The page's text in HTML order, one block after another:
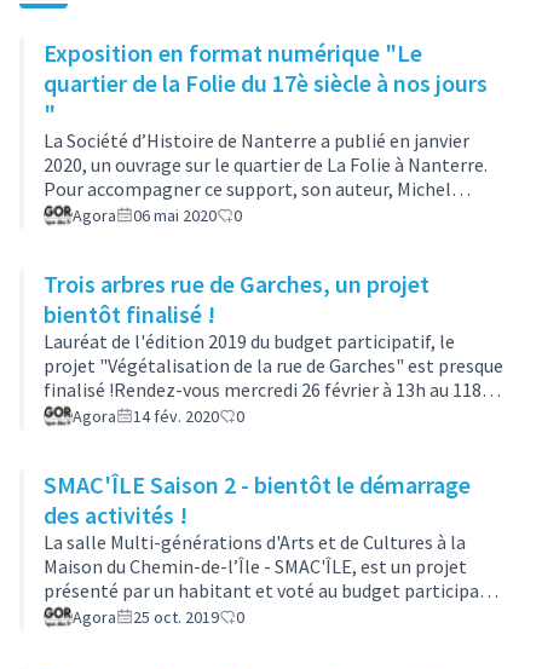
Exposition en format numérique "Le
quartier de la Folie du 17è siècle à nos jours
"
La Société d’Histoire de Nanterre a publié en janvier
2020, un ouvrage sur le quartier de La Folie à Nanterre.
Pour accompagner ce support, son auteur, Michel
Mathys, a proposé des temps d’animation autour de
projet déposé dans le cadre du budget participatif
2019 a été soutenu par les habitant·e·s du quartier qui
ont voté pour qu’il se réalise. Retrouvez le projet
initialAvec l’aide…
Agora 06 mai 2020 0
Trois arbres rue de Garches, un projet
bientôt finalisé !
Lauréat de l'édition 2019 du budget participatif, le
projet "Végétalisation de la rue de Garches" est presque
finalisé !Rendez-vous mercredi 26 février à 13h au 118
rue de Garchespour participer symboliquement à la
Saint-Just.Patrick Jarry, maire de Nanterre, Hassan
Hmani, adjoint au maire délégué à la communication, à
la ville participative et à la ville monde, et Jean Paul
Ciret, adjoint…
Agora 14 fév. 2020 0
SMAC'ÎLE Saison 2 - bientôt le démarrage
des activités !
La salle Multi-générations d'Arts et de Cultures à la
Maison du Chemin-de-l’Île - SMAC'ÎLE, est un projet
présenté par un habitant et voté au budget participatif
2019. Plusieurs activités sont proposées aux
Agora 25 oct. 2019 0